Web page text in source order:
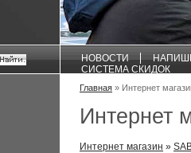
НОВОСТИ
СИСТЕМА СКИДОК
Главная » Интернет
Интернет
Интернет магазин »